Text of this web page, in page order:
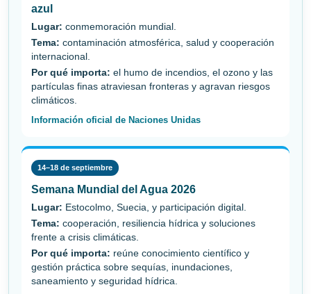
azul
Lugar: conmemoración mundial.
Tema: contaminación atmosférica, salud y cooperación
internacional.
Por qué importa: el humo de incendios, el ozono y las
partículas finas atraviesan fronteras y agravan riesgos
climáticos.
Información oficial de Naciones Unidas
14–18 de septiembre
Semana Mundial del Agua 2026
Lugar: Estocolmo, Suecia, y participación digital.
Tema: cooperación, resiliencia hídrica y soluciones
frente a crisis climáticas.
Por qué importa: reúne conocimiento científico y
gestión práctica sobre sequías, inundaciones,
saneamiento y seguridad hídrica.